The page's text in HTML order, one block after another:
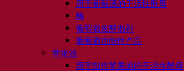
用于葡萄酒的干活性酵母
酶
葡萄酒发酵助剂
葡萄酒功能性产品
苹果酒
用于制作苹果酒的干活性酵母